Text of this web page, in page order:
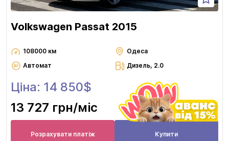
Volkswagen Passat 2015
108000 км
Одеса
Автомат
Дизель, 2.0
Ціна: 14 850$
13 727 грн/міс
Розрахувати платіж Купити